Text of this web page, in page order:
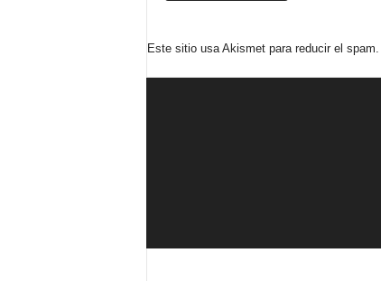
Este sitio usa Akismet para reducir el spam.